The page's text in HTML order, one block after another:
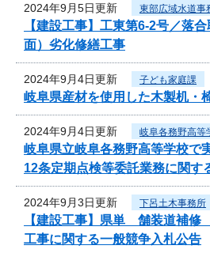
2024年9月5日更新 東部広域水道事
【建設工事】工東第6-2号／落
面）劣化修繕工事
2024年9月4日更新 子ども家庭課
岐阜県産材を使用した木製机・
2024年9月4日更新 岐阜各務野高等
岐阜県立岐阜各務野高等学校で
12条定期点検等委託業務に関す
2024年9月3日更新 下呂土木事務所
【建設工事】県単 舗装道補
工事に関する一般競争入札公告